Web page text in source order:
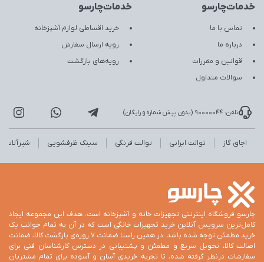
خدمات‌چارسو
تماس با ما
درباره ما
قوانین و مقررات
سوالات متداول
خدمات‌چارسو
خرید اقساطی لوازم آشپزخانه
رویه ارسال سفارش
رویه‌های بازگشت
تلفن: 90000044 (بدون پیش شماره و رایگان)
اجاق گاز توالت ایرانی توالت فرنگی سینک ظرفشویی شیرآلات
چارسو فروشگاه اینترنتی تجهیزات خانه و آشپزخانه است. هدف این مجموعه ایجاد
کامل‌ترین سرویس آنلاین خرید تجهیزات خانگی است که در آن به تمام جوانب یک
خرید مطمئن توجه شده باشد. در همین راستا ضمانت 7 روزه‌ی بازگشت کالا، ضمانت
اصالت کالا، تحویل سریع و مطمئن و پشتیبانی در دسترس کارشناسان فنی برای
سفارشات درنظر گرفته شده، تا تجربه خریدی آسان و آسوده برای تمام مشتریان